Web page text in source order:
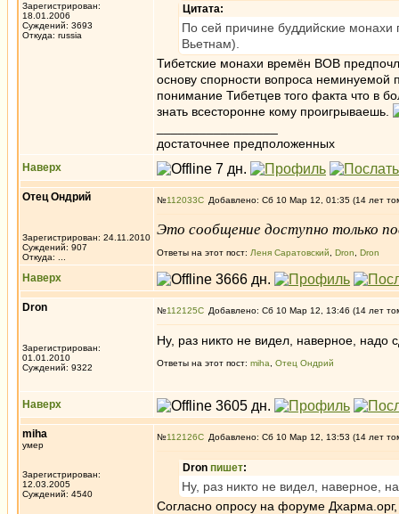
Зарегистрирован:
18.01.2006
Суждений: 3693
Откуда: russia
Цитата:
По сей причине буддийские
Вьетнам).
Тибетские монахи времён ВОВ
основу спорности вопроса
понимание Тибетцев того факта что в
знать всесторонне кому проигрываешь.
достаточнее предположенных
Наверх
Отец Ондрий
Зарегистрирован: 24.11.2010
Суждений: 907
Откуда: ...
№112033 Добавлено: Сб 10 Мар 12, 01:35 (14 лет
Это сообщение доступно только
Ответы на этот пост: Леня Саратовский Dron Dron
Наверх
Dron
Зарегистрирован:
01.01.2010
Суждений: 9322
№112125 Добавлено: Сб 10 Мар 12, 13:46 (14 лет
Ну, раз никто не видел, наверное, надо
Ответы на этот пост: miha Отец Ондрий
Наверх
miha
умер
Зарегистрирован:
12.03.2005
Суждений: 4540
№112126 Добавлено: Сб 10 Мар 12, 13:53 (14 лет
Dron пишет:
Ну, раз никто не видел, наверное,
Согласно опросу на форуме